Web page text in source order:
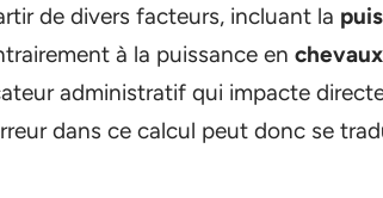
de divers facteurs, incluant la
à la puissance en
administratif qui impacte
dans ce calcul peut donc se